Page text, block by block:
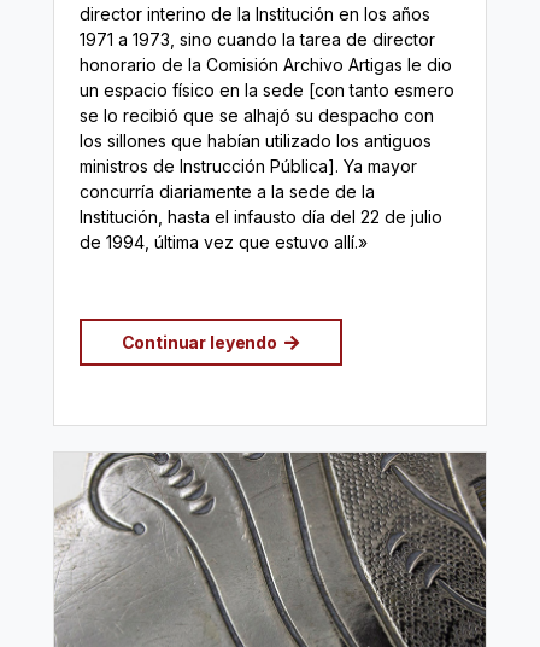
director interino de la Institución en los años
1971 a 1973, sino cuando la tarea de director
honorario de la Comisión Archivo Artigas le dio
un espacio físico en la sede [con tanto esmero
se lo recibió que se alhajó su despacho con
los sillones que habían utilizado los antiguos
ministros de Instrucción Pública]. Ya mayor
concurría diariamente a la sede de la
Institución, hasta el infausto día del 22 de julio
de 1994, última vez que estuvo allí.»
Continuar leyendo